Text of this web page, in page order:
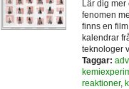
Lär dig
fenomen
finns en
kalendrar
teknologer
Taggar:
reaktioner,